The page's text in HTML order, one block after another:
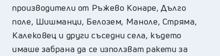
производители от Ръжево Конаре, Дълго
поле, Шишманци, Белозем, Маноле, Стряма,
Калековец и други съседни села, където
имаше забрана да се използват ракети за